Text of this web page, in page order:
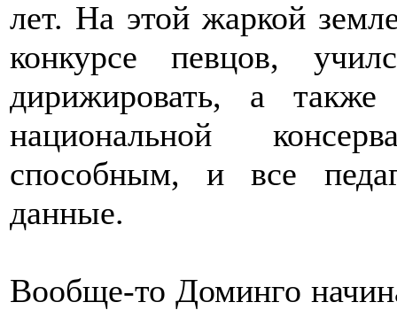
лет. На этой жаркой
конкурсе певцов,
дирижировать, а
национальной
способным, и все
данные.
Вообще-то Доминго